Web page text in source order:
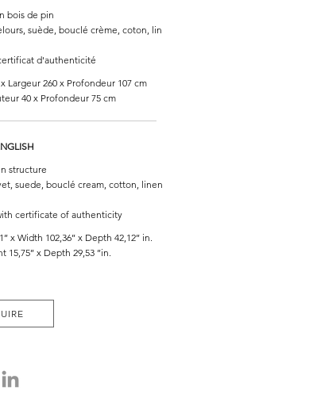
bois de pin
suède, bouclé crème, coton, lin
d'authenticité
Largeur 260 x Profondeur 107 cm
40 x Profondeur 75 cm
structure
suede, bouclé cream, cotton, linen
certificate of authenticity
x Width 102,36’’ x Depth 42,12’’ in.
x Depth 29,53 ’’in.